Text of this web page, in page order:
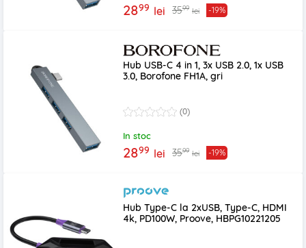
2899 lei 3599 lei -19%
Hub USB-C 4 in 1, 3x USB 2.0, 1x USB
3.0, Borofone FH1A, gri
(0)
In stoc
2899 lei 3599 lei -19%
Hub Type-C la 2xUSB, Type-C, HDMI
4k, PD100W, Proove, HBPG10221205